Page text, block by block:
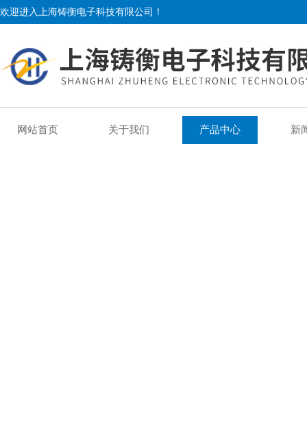
欢迎进入上海铸衡电子科技有限公司！
网站首页 关于我们 产品中心 新